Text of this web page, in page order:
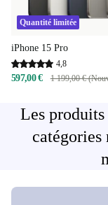
Quantité limitée
iPhone 15 Pro
4,8
597,00 € 1 199,00 €
Les produits
catégories